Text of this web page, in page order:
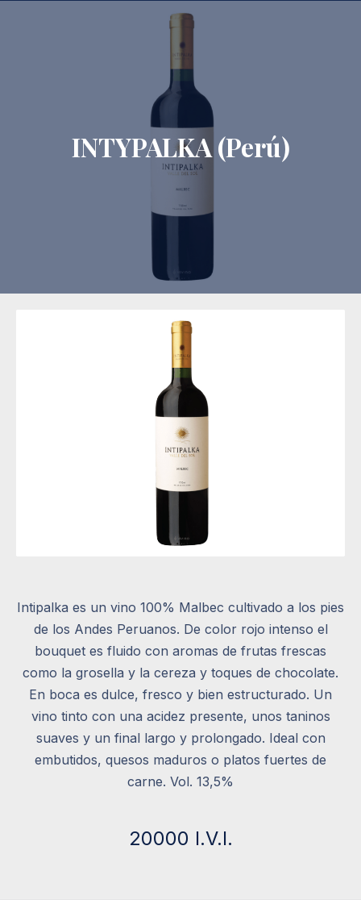
INTYPALKA (Perú)
Intipalka es un vino 100% Malbec cultivado a los pies
de los Andes Peruanos. De color rojo intenso el
bouquet es fluido con aromas de frutas frescas
como la grosella y la cereza y toques de chocolate.
En boca es dulce, fresco y bien estructurado. Un
vino tinto con una acidez presente, unos taninos
suaves y un final largo y prolongado. Ideal con
embutidos, quesos maduros o platos fuertes de
carne. Vol. 13,5%
20000 I.V.I.